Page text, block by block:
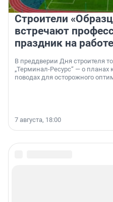
Строители
встречают
праздник на работе
В преддверии Дня строителя
„Терминал-Ресурс“ — о
поводах для осторожного
7 августа, 18:00